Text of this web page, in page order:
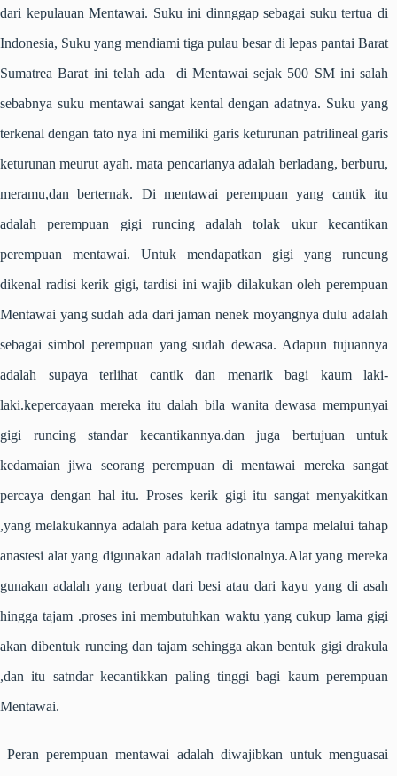
dari kepulauan Mentawai. Suku ini dinnggap sebagai suku tertua di
Indonesia, Suku yang mendiami tiga pulau besar di lepas pantai Barat
Sumatrea Barat ini telah ada di Mentawai sejak 500 SM ini salah
sebabnya suku mentawai sangat kental dengan adatnya. Suku yang
terkenal dengan tato nya ini memiliki garis keturunan patrilineal garis
keturunan meurut ayah. mata pencarianya adalah berladang, berburu,
meramu,dan berternak. Di mentawai perempuan yang cantik itu
adalah perempuan gigi runcing adalah tolak ukur kecantikan
perempuan mentawai. Untuk mendapatkan gigi yang runcung
dikenal radisi kerik gigi, tardisi ini wajib dilakukan oleh perempuan
Mentawai yang sudah ada dari jaman nenek moyangnya dulu adalah
sebagai simbol perempuan yang sudah dewasa. Adapun tujuannya
adalah supaya terlihat cantik dan menarik bagi kaum laki-
laki.kepercayaan mereka itu dalah bila wanita dewasa mempunyai
gigi runcing standar kecantikannya.dan juga bertujuan untuk
kedamaian jiwa seorang perempuan di mentawai mereka sangat
percaya dengan hal itu. Proses kerik gigi itu sangat menyakitkan
,yang melakukannya adalah para ketua adatnya tampa melalui tahap
anastesi alat yang digunakan adalah tradisionalnya.Alat yang mereka
gunakan adalah yang terbuat dari besi atau dari kayu yang di asah
hingga tajam .proses ini membutuhkan waktu yang cukup lama gigi
akan dibentuk runcing dan tajam sehingga akan bentuk gigi drakula
,dan itu satndar kecantikkan paling tinggi bagi kaum perempuan
Mentawai.
Peran perempuan mentawai adalah diwajibkan untuk menguasai